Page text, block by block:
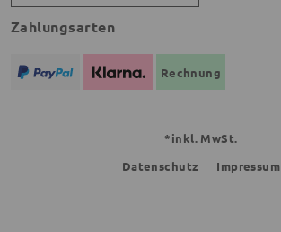
Zahlungsarten
Rechnung
*inkl. MwSt.
Datenschutz
Impressum